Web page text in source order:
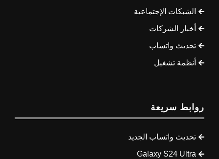
الشبكات الإجتماعية
أخبار الشركات
تحديث واتساب
أنظمة تشغيل
روابط سريعة
تحديث واتساب الجديد
Galaxy S24 Ultra